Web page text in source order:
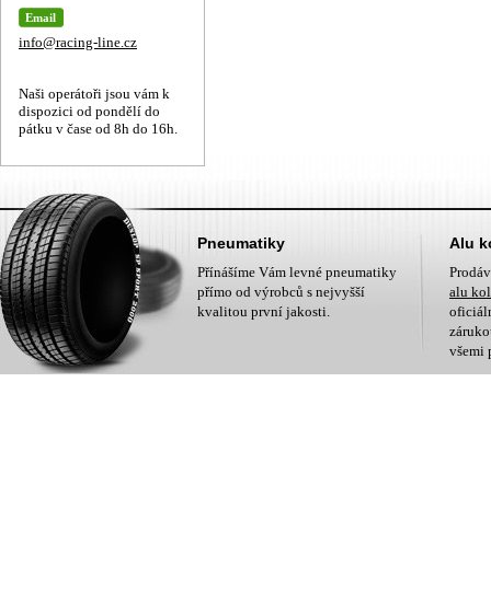
Email
info@racing-line.cz
Naši operátoři jsou vám k
dispozici od pondělí do
pátku v čase od 8h do 16h.
Pneumatiky
Přínášíme Vám levné pneumatiky
přímo od výrobců s nejvyšší
kvalitou první jakosti.
Alu
alu
všemi